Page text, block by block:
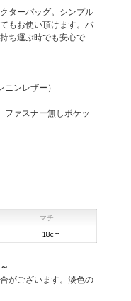
ターバッグ。シンプル
もお使い頂けます。バ
ち運ぶ時でも安心で
ンレザー）
ァスナー無しポケッ
マチ
18cm
がございます。淡色の